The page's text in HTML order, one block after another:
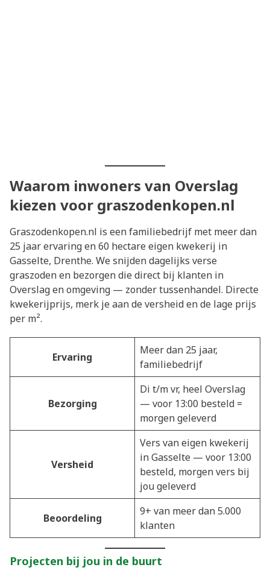
Waarom inwoners van Overslag
kiezen voor graszodenkopen.nl
Graszodenkopen.nl is een familiebedrijf met meer dan
25 jaar ervaring en 60 hectare eigen kwekerij in
Gasselte, Drenthe. We snijden dagelijks verse
graszoden en bezorgen die direct bij klanten in
Overslag en omgeving — zonder tussenhandel. Directe
kwekerijprijs, merk je aan de versheid en de lage prijs
per m².
Ervaring
Meer dan 25 jaar,
familiebedrijf
Bezorging
Di t/m vr, heel Overslag
— voor 13:00 besteld =
morgen geleverd
Versheid
Vers van eigen kwekerij
in Gasselte — voor 13:00
besteld, morgen vers bij
jou geleverd
Beoordeling
9+ van meer dan 5.000
klanten
Projecten bij jou in de buurt